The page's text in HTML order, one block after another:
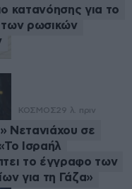
κατανόησης για το
των ρωσικών
ΚΟΣΜΟΣ29 λ. πριν
Νετανιάχου σε
Ισραήλ
το έγγραφο των
για τη Γάζα»